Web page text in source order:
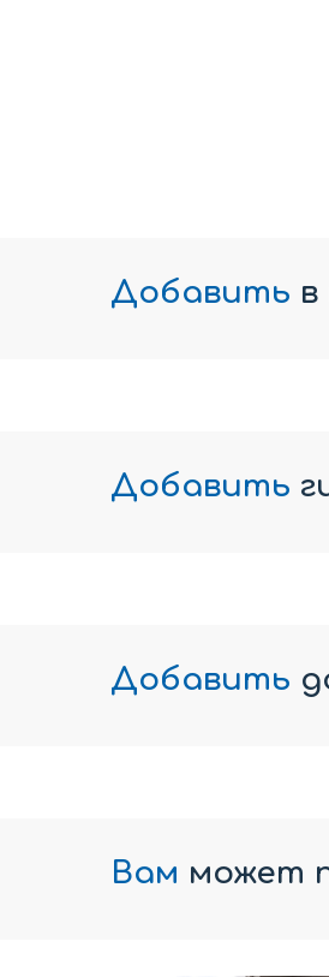
Добавить
Добавить
Добавить
Вам может